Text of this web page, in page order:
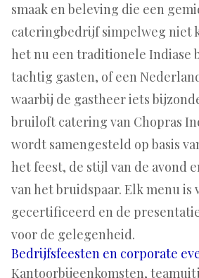
smaak en beleving die een
cateringbedrijf simpelweg niet
het nu een traditionele Indiase
tachtig gasten, of een
waarbij de gastheer iets
bruiloft catering van Chopras
wordt samengesteld op basis
het feest, de stijl van de avond
van het bruidspaar. Elk menu is
gecertificeerd en de
voor de gelegenheid.
Bedrijfsfeesten en corporate
Kantoorbijeenkomsten,